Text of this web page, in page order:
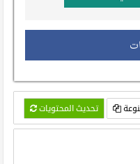
تحديث المحتويات